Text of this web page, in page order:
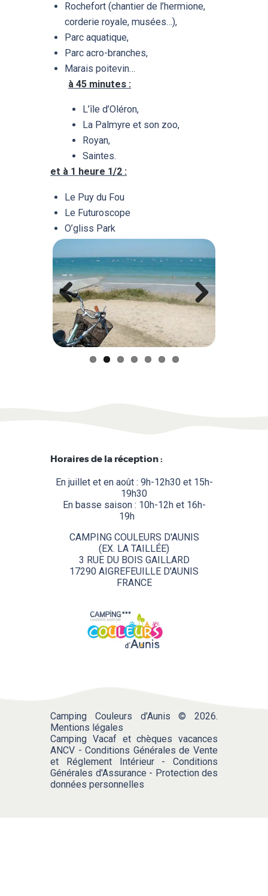
Rochefort (chantier de l’hermione,
corderie royale, musées…),
Parc aquatique,
Parc acro-branches,
Marais poitevin…
à 45 minutes :
L’île d’Oléron,
La Palmyre et son zoo,
Royan,
Saintes.
et à 1 heure 1/2 :
Le Puy du Fou
Le Futuroscope
O’gliss Park
Previ
ous
Next
Horaires de la réception :
En juillet et en août : 9h-12h30 et 15h-
19h30
En basse saison : 10h-12h et 16h-
19h
CAMPING COULEURS D'AUNIS
(EX. LA TAILLÉE)
3 RUE DU BOIS GAILLARD
17290 AIGREFEUILLE D'AUNIS
FRANCE
Camping Couleurs d'Aunis © 2026.
Mentions légales
Camping Vacaf et chèques vacances
ANCV -Conditions Générales de Vente
et Réglement Intérieur- Conditions
Générales d'Assurance - Protection des
données personnelles